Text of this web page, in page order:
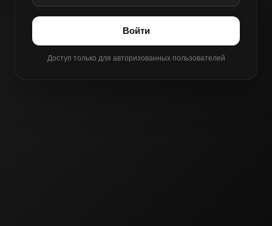
Войти
Доступ только для авторизованных пользователей